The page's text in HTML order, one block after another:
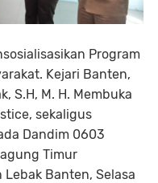
Program
Kejari Banten,
S.H, M. H. Membuka
sekaligus
Dandim 0603
Timur
Banten, Selasa